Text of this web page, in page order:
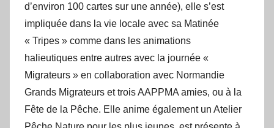
d’environ 100 cartes sur une année), elle s’est
impliquée dans la vie locale avec sa Matinée
« Tripes » comme dans les animations
halieutiques entre autres avec la journée «
Migrateurs » en collaboration avec Normandie
Grands Migrateurs et trois AAPPMA amies, ou à la
Fête de la Pêche. Elle anime également un Atelier